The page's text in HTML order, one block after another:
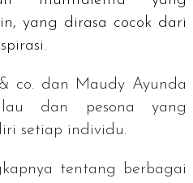
yang dirasa cocok dari
co. dan Maudy Ayunda
dan pesona yang
setiap individu.
tentang berbagai